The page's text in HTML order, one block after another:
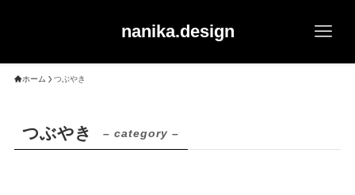
nanika.design
ホーム つぶやき
つぶやき – category –